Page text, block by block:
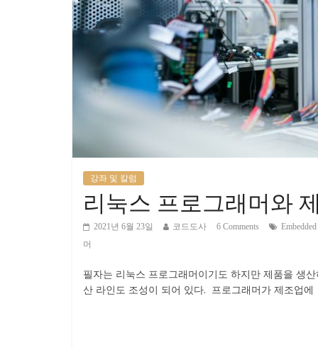
강좌 및 칼럼
리눅스 프로그래머와
2021년 6월 23일 코드도사 6 Comments
머
필자는 리눅스 프로그래머이기도 하지만 제품을 생
산 라인도 조성이 되어 있다. 프로그래머가 제조업에